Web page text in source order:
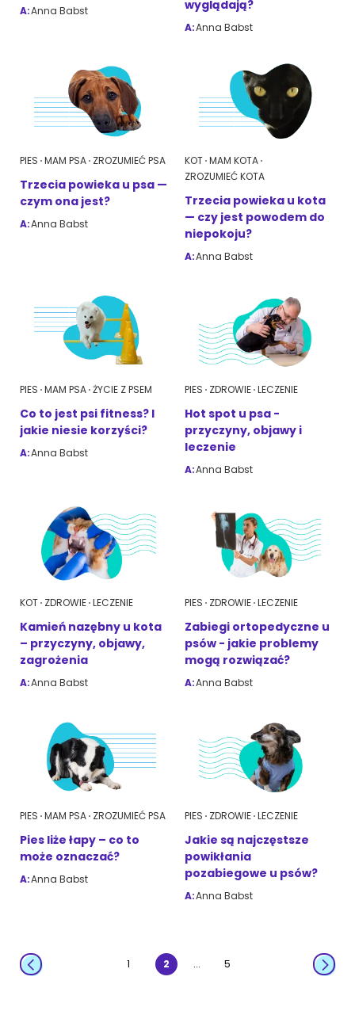
A:Anna Babst wyglądają?
A:Anna Babst
PIES MAM PSA ZROZUMIEĆ PSA
Trzecia powieka u psa —
czym ona jest?
A:Anna Babst
KOT MAM KOTA
ZROZUMIEĆ KOTA
Trzecia powieka u kota
— czy jest powodem do
niepokoju?
A:Anna Babst
PIES MAM PSA ŻYCIE Z PSEM
Co to jest psi fitness? I
jakie niesie korzyści?
A:Anna Babst
PIES ZDROWIE LECZENIE
Hot spot u psa -
przyczyny, objawy i
leczenie
A:Anna Babst
KOT ZDROWIE LECZENIE
Kamień nazębny u kota
– przyczyny, objawy,
zagrożenia
A:Anna Babst
PIES ZDROWIE LECZENIE
Zabiegi ortopedyczne u
psów - jakie problemy
mogą rozwiązać?
A:Anna Babst
PIES MAM PSA ZROZUMIEĆ PSA
Pies liże łapy – co to
może oznaczać?
A:Anna Babst
PIES ZDROWIE LECZENIE
Jakie są najczęstsze
powikłania
pozabiegowe u psów?
A:Anna Babst
1 2 ... 5